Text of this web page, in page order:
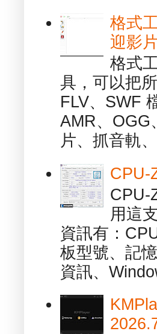
格式
迎影
格式
具，可以把
FLV、SWF
AMR、OGG
片、抓音軌
CPU-
CPU-
用這
資訊有：
板型號、記
資訊、